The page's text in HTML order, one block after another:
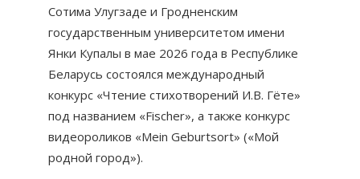
Сотима Улугзаде и Гродненским
государственным университетом имени
Янки Купалы в мае 2026 года в Республике
Беларусь состоялся международный
конкурс «Чтение стихотворений И.В. Гёте»
под названием «Fischer», а также конкурс
видеороликов «Mein Geburtsort» («Мой
родной город»).